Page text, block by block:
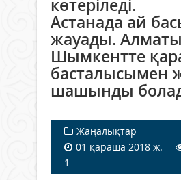
көтеріледі.
Астанада ай
жауады.
Шымкентте
басталысымен
шашынды
Жаңалықтар
01 қараша 2018 ж.
1